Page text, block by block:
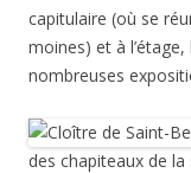
capitulaire (où se
moines) et à
nombreuses
des chapiteaux de la